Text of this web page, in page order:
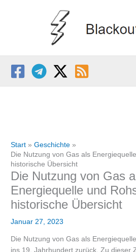
Start
Geschichte
Die Nutzung von Gas als
historische Übersicht
Die Nutzung von Gas
Energiequelle und
historische Übersicht
Januar 27, 2023
Die Nutzung von Gas als
ins 19. Jahrhundert zurück. Zu dieser